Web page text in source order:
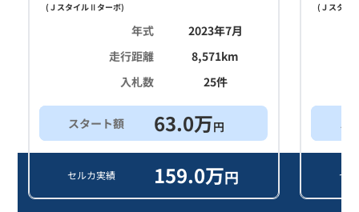
( ＪスタイルⅡターボ)
年式
2023年7月
走行距離
8,571km
入札数
25件
スタート額 63.0万円
セルカ実績 159.0万円
( Ｊスタイ
ス
セ